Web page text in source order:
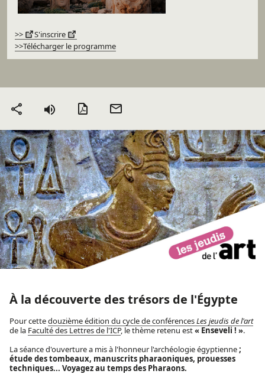
>>
S'inscrire
>>Télécharger le programme
Partager Version PDF
À la découverte des trésors de l'Égypte
Pour cettedouzième édition du cycle de conférencesLes jeudis de l'art
de la Faculté des Lettres de l'ICP, le thème retenu est« Enseveli ! ».
La séance d'ouverture a mis à l'honneur l'archéologie égyptienne;
étude des tombeaux, manuscrits pharaoniques, prouesses
techniques... Voyagez au temps des Pharaons.